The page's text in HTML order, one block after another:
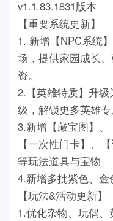
v1.1.83.1831版本
【重要系统更新】
1. 新增【NPC系统
场，提供家园成长
资。
2.【英雄特质】升
级，解锁更多英雄
3.新增【藏宝图】、
【一次性门卡】、
等玩法道具与宝物
4.新增多批紫色、
【玩法&活动更新】
1.优化杂物、玩偶